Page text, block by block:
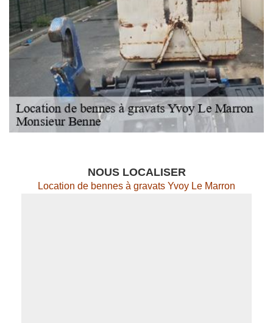
NOUS LOCALISER
Location de bennes à gravats Yvoy Le Marron